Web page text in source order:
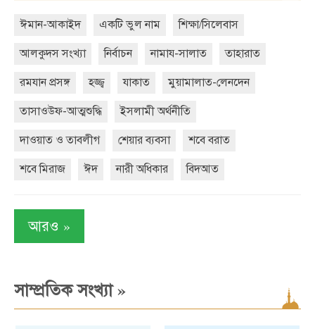
ঈমান-আকাইদ একটি ভুল নাম শিক্ষা/সিলেবাস
আলকুদস সংখ্যা নির্বাচন নামায-সালাত তাহারাত
রমযান প্রসঙ্গ হজ্জ্ব যাকাত মুয়ামালাত-লেনদেন
তাসাওউফ-আত্মশুদ্ধি ইসলামী অর্থনীতি
দাওয়াত ও তাবলীগ শেয়ার ব্যবসা শবে বরাত
শবে মিরাজ ঈদ নারী অধিকার বিদআত
আরও »
সাম্প্রতিক সংখ্যা»